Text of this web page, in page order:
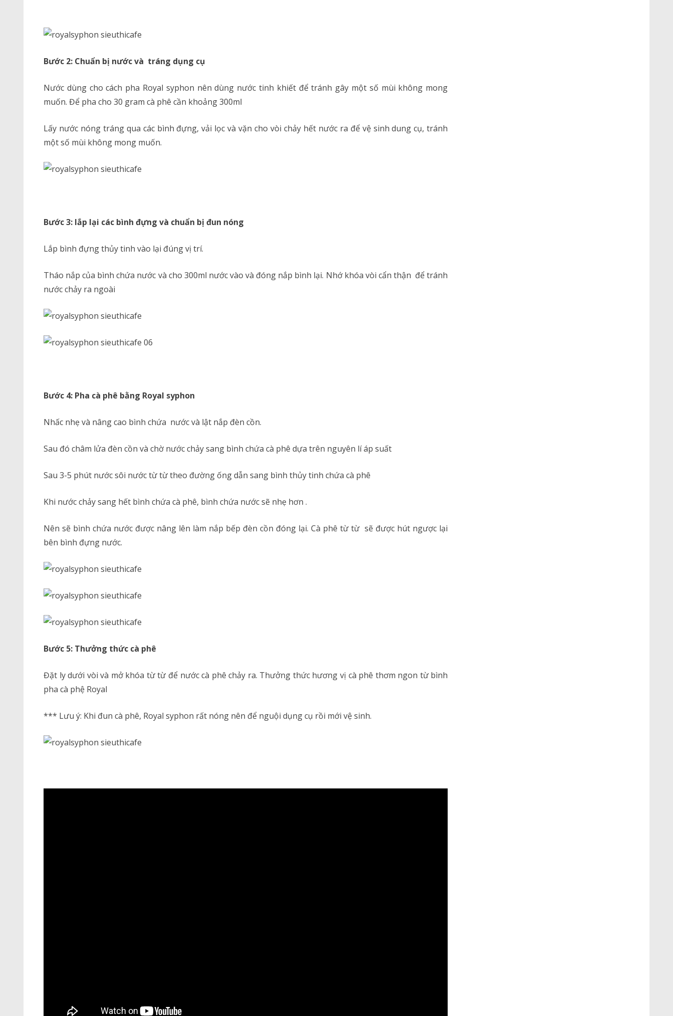
Bước 2: Chuẩn bị nước và tráng dụng cụ
Nước dùng cho cách pha Royal syphon nên dùng nước tinh khiết để tránh gây một số mùi không mong
muốn. Để pha cho 30 gram cà phê cần khoảng 300ml
Lấy nước nóng tráng qua các bình đựng, vải lọc và vặn cho vòi chảy hết nước ra để vệ sinh dung cụ, tránh
một số mùi không mong muốn.
Bước 3: lắp lại các bình đựng và chuẩn bị đun nóng
Lắp bình đựng thủy tinh vào lại đúng vị trí.
Tháo nắp của bình chứa nước và cho 300ml nước vào và đóng nắp bình lại. Nhớ khóa vòi cẩn thận để tránh
nước chảy ra ngoài
Bước 4: Pha cà phê bằng Royal syphon
Nhấc nhẹ và nâng cao bình chứa nước và lật nắp đèn cồn.
Sau đó châm lửa đèn cồn và chờ nước chảy sang bình chứa cà phê dựa trên nguyên lí áp suất
Sau 3-5 phút nước sôi nước từ từ theo đường ống dẫn sang bình thủy tinh chứa cà phê
Khi nước chảy sang hết bình chứa cà phê, bình chứa nước sẽ nhẹ hơn .
Nên sẽ bình chứa nước được nâng lên làm nắp bếp đèn cồn đóng lại. Cà phê từ từ sẽ được hút ngược lại
bên bình đựng nước.
Bước 5: Thưởng thức cà phê
Đặt ly dưới vòi và mở khóa từ từ để nước cà phê chảy ra. Thưởng thức hương vị cà phê thơm ngon từ bình
pha cà phệ Royal
*** Lưu ý: Khi đun cà phê, Royal syphon rất nóng nên để nguội dụng cụ rồi mới vệ sinh.